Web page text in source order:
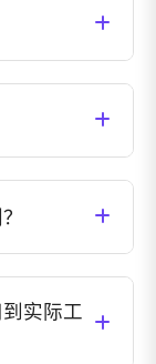
用场景和
考AI在企业
础知识，
管理等方
内容。进阶
员具备一定
自动化空
企业面临
实际工